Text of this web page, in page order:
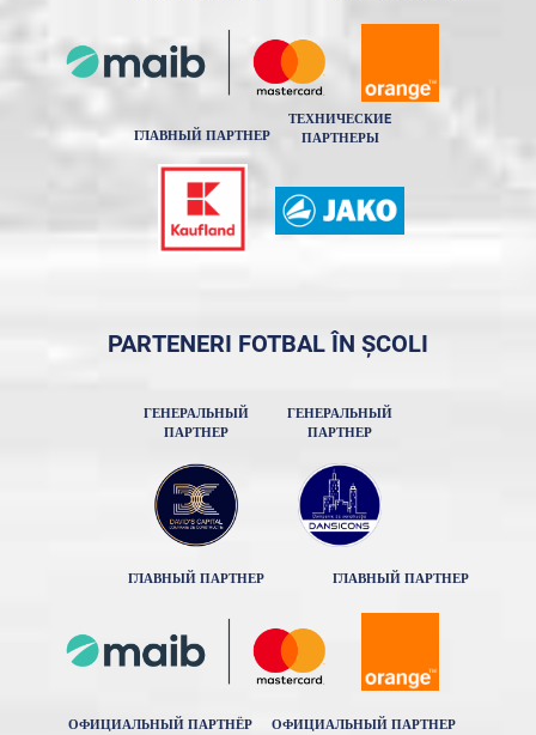
ГЛАВНЫЙ ПАРТНЕР
ТЕХНИЧЕСКИE
ПАРТНЕРЫ
PARTENERI FOTBAL ÎN ȘCOLI
ГЕНЕРАЛЬНЫЙ
ПАРТНЕР
ГЕНЕРАЛЬНЫЙ
ПАРТНЕР
ГЛАВНЫЙ ПАРТНЕР ГЛАВНЫЙ ПАРТНЕР
ОФИЦИАЛЬНЫЙ ПАРТНЁР ОФИЦИАЛЬНЫЙ ПАРТНЕР